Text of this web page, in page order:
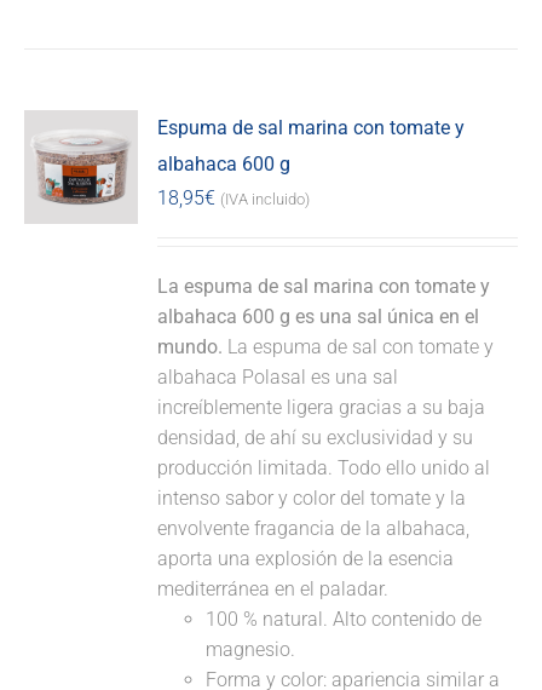
Espuma de sal marina con tomate y
albahaca 600 g
18,95€ (IVA incluido)
La espuma de sal marina con tomate y
albahaca 600 g es una sal única en el
mundo. La espuma de sal con tomate y
albahaca Polasal es una sal
increíblemente ligera gracias a su baja
densidad, de ahí su exclusividad y su
producción limitada. Todo ello unido al
intenso sabor y color del tomate y la
envolvente fragancia de la albahaca,
aporta una explosión de la esencia
mediterránea en el paladar.
100 % natural. Alto contenido de
magnesio.
Forma y color: apariencia similar a